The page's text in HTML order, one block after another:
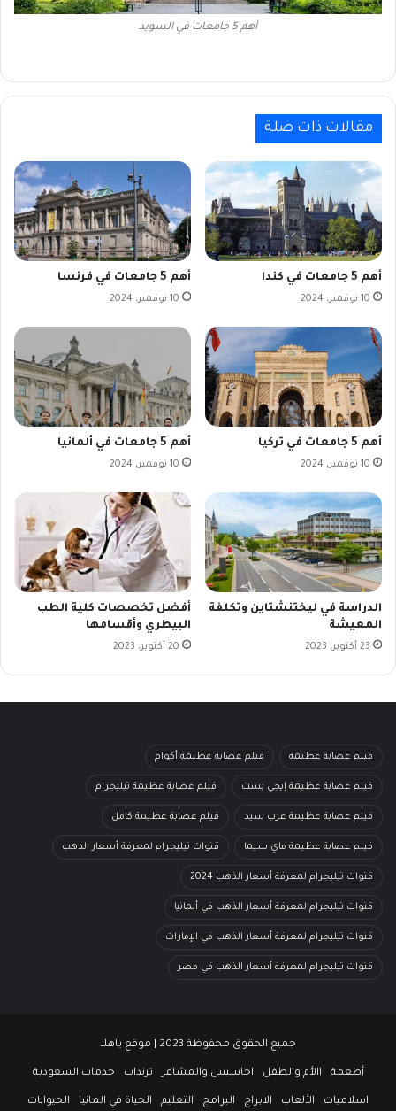
أهم 5 جامعات في السويد
مقالات ذات صلة
أهم 5 جامعات في كندا
10 نوفمبر، 2024
أهم 5 جامعات في فرنسا
10 نوفمبر، 2024
أهم 5 جامعات في تركيا
10 نوفمبر، 2024
أهم 5 جامعات في ألمانيا
10 نوفمبر، 2024
الدراسة في ليختنشتاين وتكلفة
المعيشة
23 أكتوبر، 2023
أفضل تخصصات كلية الطب
البيطري وأقسامها
20 أكتوبر، 2023
فيلم عصابة عظيمة فيلم عصابة عظيمة أكوام
فيلم عصابة عظيمة إيجي بست فيلم عصابة عظيمة تيليجرام
فيلم عصابة عظيمة عرب سيد فيلم عصابة عظيمة كامل
فيلم عصابة عظيمة ماي سيما قنوات تيليجرام لمعرفة أسعار الذهب
قنوات تيليجرام لمعرفة أسعار الذهب 2024
قنوات تيليجرام لمعرفة أسعار الذهب في ألمانيا
قنوات تيليجرام لمعرفة أسعار الذهب في الإمارات
قنوات تيليجرام لمعرفة أسعار الذهب في مصر
جميع الحقوق محفوظة 2023 | موقع ياهلا
أطعمة االأم والطفل احاسيس والمشاعر ترندات حدمات السعودية
اسلاميات الألعاب الابراج البرامج التعليم الحياة في المانيا الحيوانات